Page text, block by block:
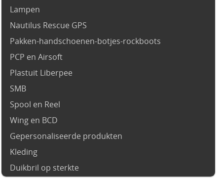
Lampen
Nautilus Rescue GPS
Pakken-handschoenen-botjes-rockboots
PCP en Airsoft
Plastuit Liberpee
SMB
Spool en Reel
Wing en BCD
Gepersonaliseerde produkten
Kleding
Duikbril op sterkte